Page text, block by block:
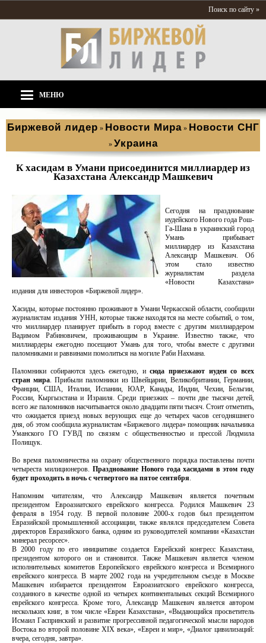
Поиск по сайту »
МЕНЮ
Биржевой лидер » Новости Мира » Новости СНГ
» Украина
К хасидам в Умани присоединится миллиардер из
Казахстана Александр Машкевич
Сегодня на празднование
иудейского Нового года Рош-
Га-Шана в украинский город
Умань прибывает
миллиардер из Казахстана
Александр Машкевич. Об
этом стало известно
журналистам раздела
«Новости Казахстана»
издания для инвесторов «Биржевой лидер».
Хасиды, которые постоянно проживают в Умани Черкасской области, сообщили
журналистам издания УНН, которые также находятся на месте событий, о том,
что миллиардер планирует прибыть в город вместе с другим миллиардером
Вадимом Рабиновичем, проживающим в Украине. Известно также, что
миллиардеры ежегодно посещают Умань для того, чтобы вместе с другими
паломниками и раввинами помолиться на могиле Раби Нахмана.
Паломники собираются здесь ежегодно, исюда приезжают иудеи со всех
стран мира. Прибыли паломники из Швейцарии, Великобритании, Германии,
Франции, США, Италии, Испании, ЮАР, Канады, Индии, Чехии, Бельгии,
России, Кыргызстана и Израиля. Среди приезжих – почти две тысячи детей,
всего же паломников насчитывается около двадцати пяти тысяч. Стоит отметить,
что ожидается приезд новых верующих еще до четырех часов сегодняшнего
дня, об этом сообщила журналистам «Биржевого лидера» помощник начальника
Уманского ГО ГУВД по связям с общественностью и прессой Людмила
Полищук.
Во время паломничества на охрану общественного порядка поставлены почти
четыреста милиционеров. Празднование Нового года хасидами в этом году
будет проходить в ночь с четвертого на пятое сентября.
Напомним читателям, что Александр Машкевич является почетным
президентом Евроазиатского еврейского конгресса. Родился Машкевич 23
февраля в 1954 году. В первой половине 2000-х годов был президентом
Евразийской промышленной ассоциации, также являлся председателем Совета
директоров Евразийского банка, одним из руководителей компании «Казахстан
минерал ресорсес».
В 2000 году по его инициативе создается Еврейский конгресс Казахстана,
президентом которого он и становится. Также Машкевич является членом
исполнительных комитетов Европейского еврейского конгресса и Всемирного
еврейского конгресса. В марте 2002 года на учредительном съезде в Москве
Машкевич избирается президентом Евроазиатского еврейского конгресса,
созданного в качестве одной из четырех континентальных секций Всемирного
еврейского конгресса. Кроме того, Александр Машкевич является автором
нескольких книг, в том числе «Евреи Казахстана», «Выдающийся просветитель
Исмаил Гаспринский и развитие прогрессивной педагогической мысли народов
Востока во второй половине XIX века», «Евреи и мир», «Диалог цивилизаций:
вчера, сегодня, завтра».